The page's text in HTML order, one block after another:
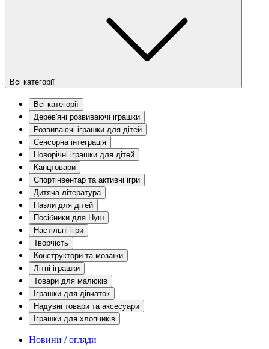
Всі категорії
Всі категорії
Дерев'яні розвиваючі іграшки
Розвиваючі іграшки для дітей
Сенсорна інтеграція
Новорічні іграшки для дітей
Канцтовари
Спортінвентар та активні ігри
Дитяча література
Пазли для дітей
Посібники для Нуш
Настільні ігри
Творчість
Конструктори та мозаїки
Літні іграшки
Товари для малюків
Іграшки для дівчаток
Надувні товари та аксесуари
Іграшки для хлопчиків
Новини / огляди